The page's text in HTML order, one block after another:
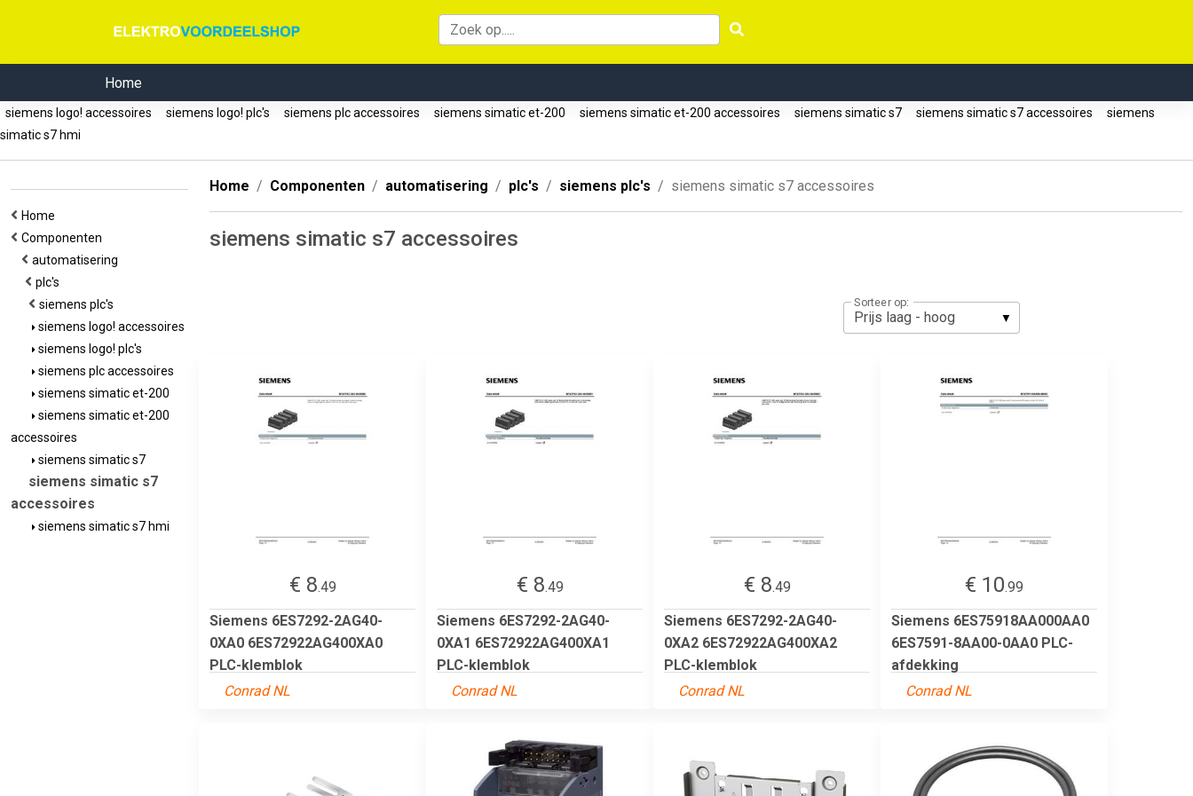
Home
siemens logo! accessoires siemens logo! plc's siemens plc accessoires siemens simatic et-200 siemens simatic et-200 accessoires siemens simatic s7 siemens simatic s7 accessoires
siemens
simatic s7 hmi
Home
Componenten
automatisering
plc's
siemens plc's
siemens logo! accessoires
siemens logo! plc's
siemens plc accessoires
siemens simatic et-200
siemens simatic et-200
accessoires
siemens simatic s7
siemens simatic s7
accessoires
siemens simatic s7 hmi
Home Componenten automatisering plc's siemens plc's siemens simatic s7 accessoires
siemens simatic s7 accessoires
Sorteer op:
€ 8.49
Siemens 6ES7292-2AG40-
0XA0 6ES72922AG400XA0
PLC-klemblok
Conrad NL
€ 8.49
Siemens 6ES7292-2AG40-
0XA1 6ES72922AG400XA1
PLC-klemblok
Conrad NL
€ 8.49
Siemens 6ES7292-2AG40-
0XA2 6ES72922AG400XA2
PLC-klemblok
Conrad NL
€ 10.99
Siemens 6ES75918AA000AA0
6ES7591-8AA00-0AA0 PLC-
afdekking
Conrad NL